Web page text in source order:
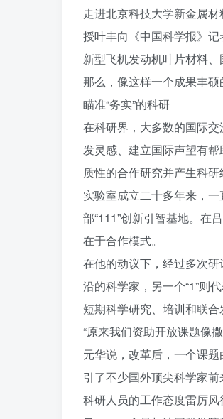
走进北京科技大学新金属
授叶丰向《中国科学报》
新型飞机发动机叶片材料
那么，像这样一个成果丰
瞄准“务实”的科研
在科研界，大多数的国际交
发灵感、建立国际声望有帮
质性的合作研究并产生科研
实验室成立二十多年来，
部“111”创新引智基地。在
在于合作模式。
在他的动议下，经过多次研
沿的科学家，另一个“1”则
短期科学研究、培训和联合
“原来我们资助开放课题像
元华说，改革后，一个课
引了不少国外顶尖科学家前
科研人员的工作态度雷厉